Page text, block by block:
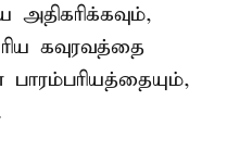
கவுரவத்தை
பாரம்பரியத்தையும்,